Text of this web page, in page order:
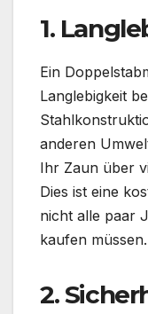
1.
Ein
Langlebigkeit
anderen
Ihr Zaun über
Dies ist eine
nicht alle paar
kaufen müssen.
2.